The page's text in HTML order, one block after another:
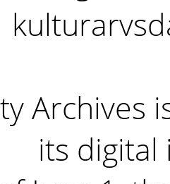
Archives
its digital